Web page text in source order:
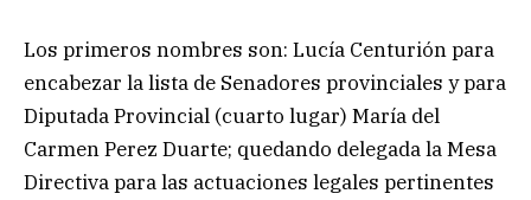
Los primeros nombres son: Lucía Centurión para
encabezar la lista de Senadores provinciales y para
Diputada Provincial (cuarto lugar) María del
Carmen Perez Duarte; quedando delegada la Mesa
Directiva para las actuaciones legales pertinentes